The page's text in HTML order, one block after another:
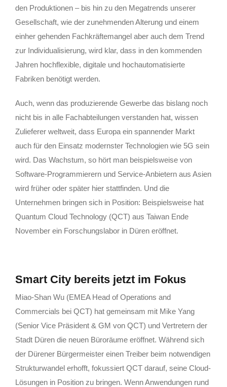
den Produktionen – bis hin zu den Megatrends unserer
Gesellschaft, wie der zunehmenden Alterung und einem
einher gehenden Fachkräftemangel aber auch dem Trend
zur Individualisierung, wird klar, dass in den kommenden
Jahren hochflexible, digitale und hochautomatisierte
Fabriken benötigt werden.
Auch, wenn das produzierende Gewerbe das bislang noch
nicht bis in alle Fachabteilungen verstanden hat, wissen
Zulieferer weltweit, dass Europa ein spannender Markt
auch für den Einsatz modernster Technologien wie 5G sein
wird. Das Wachstum, so hört man beispielsweise von
Software-Programmierern und Service-Anbietern aus Asien
wird früher oder später hier stattfinden. Und die
Unternehmen bringen sich in Position: Beispielsweise hat
Quantum Cloud Technology (QCT) aus Taiwan Ende
November ein Forschungslabor in Düren eröffnet.
Smart City bereits jetzt im Fokus
Miao-Shan Wu (EMEA Head of Operations and
Commercials bei QCT) hat gemeinsam mit Mike Yang
(Senior Vice Präsident & GM von QCT) und Vertretern der
Stadt Düren die neuen Büroräume eröffnet. Während sich
der Dürener Bürgermeister einen Treiber beim notwendigen
Strukturwandel erhofft, fokussiert QCT darauf, seine Cloud-
Lösungen in Position zu bringen. Wenn Anwendungen rund